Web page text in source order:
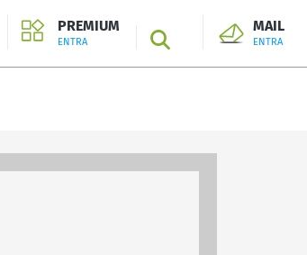
PREMIUM
ENTRA SEARCH
MAIL
ENTRA